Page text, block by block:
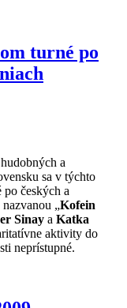
turné po
a
sa v týchto
po českých a
„Kofein
Sinay a Katka
aktivity do
neprístupné.